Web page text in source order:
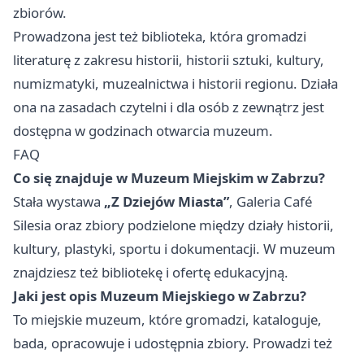
zbiorów.
Prowadzona jest też biblioteka, która gromadzi
literaturę z zakresu historii, historii sztuki, kultury,
numizmatyki, muzealnictwa i historii regionu. Działa
ona na zasadach czytelni i dla osób z zewnątrz jest
dostępna w godzinach otwarcia muzeum.
FAQ
Co się znajduje w Muzeum Miejskim w Zabrzu?
Stała wystawa „Z Dziejów Miasta”, Galeria Café
Silesia oraz zbiory podzielone między działy historii,
kultury, plastyki, sportu i dokumentacji. W muzeum
znajdziesz też bibliotekę i ofertę edukacyjną.
Jaki jest opis Muzeum Miejskiego w Zabrzu?
To miejskie muzeum, które gromadzi, kataloguje,
bada, opracowuje i udostępnia zbiory. Prowadzi też